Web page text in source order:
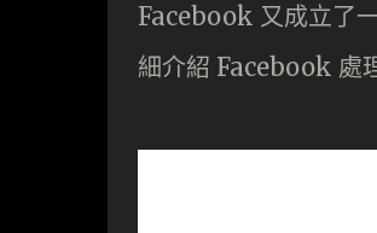
Facebook 又成立了
細介紹 Facebook 處